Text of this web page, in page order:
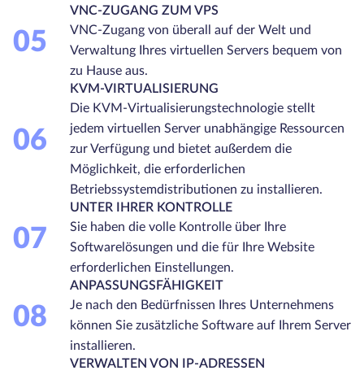
05
VNC-ZUGANG ZUM VPS
VNC-Zugang von überall auf der Welt und
Verwaltung Ihres virtuellen Servers bequem von
zu Hause aus.
06
KVM-VIRTUALISIERUNG
Die KVM-Virtualisierungstechnologie stellt
jedem virtuellen Server unabhängige Ressourcen
zur Verfügung und bietet außerdem die
Möglichkeit, die erforderlichen
Betriebssystemdistributionen zu installieren.
07
UNTER IHRER KONTROLLE
Sie haben die volle Kontrolle über Ihre
Softwarelösungen und die für Ihre Website
erforderlichen Einstellungen.
08
ANPASSUNGSFÄHIGKEIT
Je nach den Bedürfnissen Ihres Unternehmens
können Sie zusätzliche Software auf Ihrem Server
installieren.
VERWALTEN VON IP-ADRESSEN